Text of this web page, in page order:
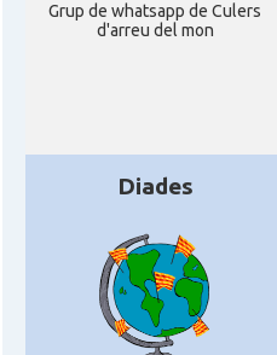
Grup de whatsapp de Culers
d'arreu del mon
Diades